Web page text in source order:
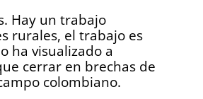
Hay un trabajo
rurales, el trabajo es
ha visualizado a
cerrar en brechas de
colombiano.